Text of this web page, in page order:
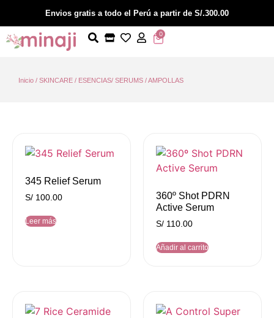
Envios gratis a todo el Perú a partir de S/.300.00
0
Inicio / SKINCARE / ESENCIAS/ SERUMS / AMPOLLAS
345 Relief Serum
S/ 100.00
Leer más
360º Shot PDRN
Active Serum
S/ 110.00
Añadir al carrito